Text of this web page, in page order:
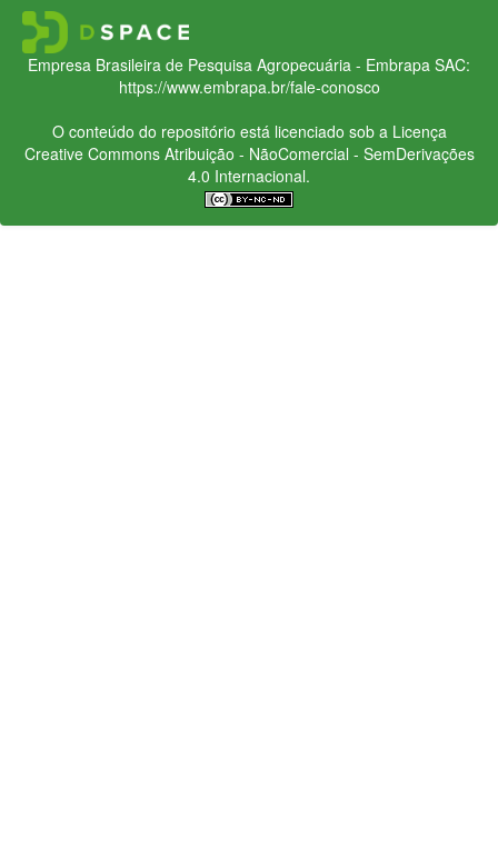
Empresa Brasileira de Pesquisa Agropecuária - Embrapa SAC:
https://www.embrapa.br/fale-conosco
O conteúdo do repositório está licenciado sob a Licença
Creative CommonsAtribuição - NãoComercial - SemDerivações
4.0 Internacional.